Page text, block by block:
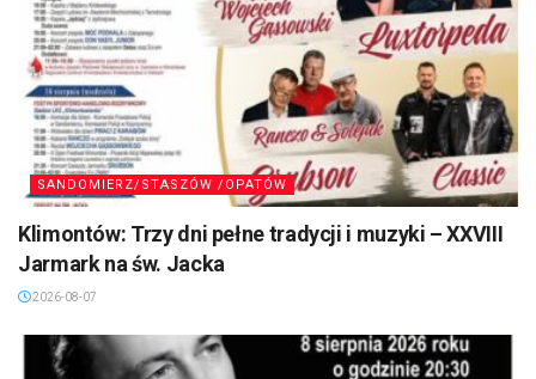
SANDOMIERZ/STASZÓW /OPATÓW
Klimontów: Trzy dni pełne tradycji i muzyki – XXVIII
Jarmark na św. Jacka
2026-08-07